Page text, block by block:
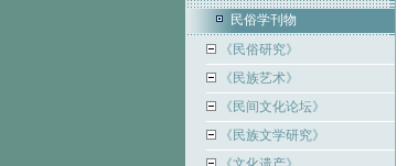
民俗学刊物
《民俗研究》
《民族艺术》
《民间文化论坛》
《民族文学研究》